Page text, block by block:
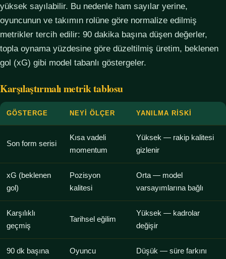
yüksek sayılabilir. Bu nedenle ham sayılar yerine,
oyuncunun ve takımın rolüne göre normalize edilmiş
metrikler tercih edilir: 90 dakika başına düşen değerler,
topla oynama yüzdesine göre düzeltilmiş üretim, beklenen
gol (xG) gibi model tabanlı göstergeler.
Karşılaştırmalı metrik tablosu
GÖSTERGE NEYI ÖLÇER YANILMA RISKI
Son form serisi
Kısa vadeli
momentum
Yüksek — rakip kalitesi
gizlenir
xG (beklenen
gol)
Pozisyon
kalitesi
Orta — model
varsayımlarına bağlı
Karşılıklı
geçmiş
Tarihsel eğilim
Yüksek — kadrolar
değişir
90 dk başına
Oyuncu
Düşük — süre farkını